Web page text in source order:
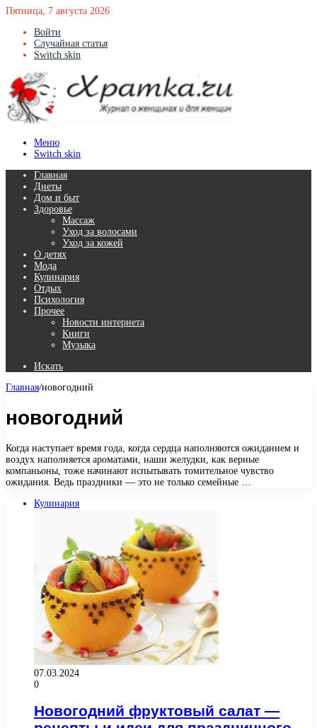
Пятница, 7 августа 2026
Войти
Случайная статья
Switch skin
Меню
Switch skin
Главная
Диеты
Дом и быт
Здоровье
Массаж
Уход за волосами
Уход за кожей
О детях
Мода
Кулинария
Отдых
Психология
Прочее
Новости интернета
Книги
Музыка
Искать
Главная/новогодний
новогодний
Когда наступает время года, когда сердца наполняются ожиданием и
воздух наполняется ароматами, наши желудки, как верные
компаньоны, тоже начинают испытывать томительное чувство
ожидания. Ведь праздники — это не только семейные …
Кулинария
07.03.2024
0
Новогодний фруктовый салат —